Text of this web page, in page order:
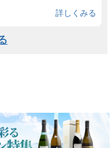
詳しくみる